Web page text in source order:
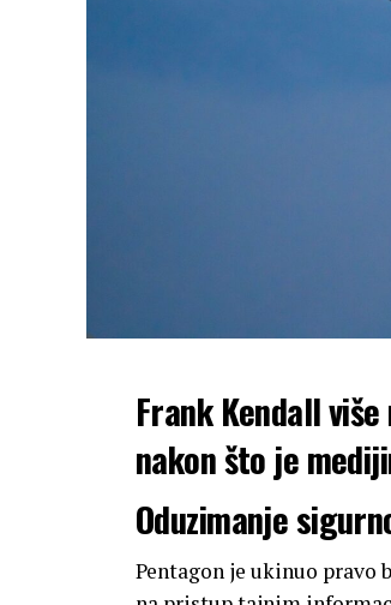
Frank Kendall
nakon što je
Oduzimanje
Pentagon je ukinuo pravo